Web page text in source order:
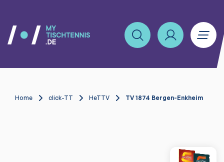
Home click-TT HeTTV TV 1874 Bergen-Enkheim